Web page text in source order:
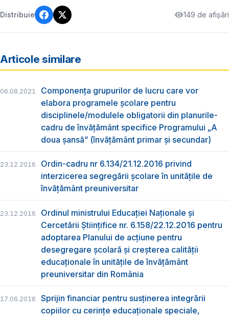
Distribuie 149 de afișări
Articole similare
06.08.2021
Componența grupurilor de lucru care vor
elabora programele şcolare pentru
disciplinele/modulele obligatorii din planurile-
cadru de învățământ specifice Programului „A
doua șansă” (învățământ primar și secundar)
23.12.2016
Ordin-cadru nr 6.134/21.12.2016 privind
interzicerea segregării școlare în unitățile de
învățământ preuniversitar
23.12.2016
Ordinul ministrului Educației Naționale și
Cercetării Științifice nr. 6.158/22.12.2016 pentru
adoptarea Planului de acțiune pentru
desegregare şcolară și creșterea calității
educaționale în unitățile de învățământ
preuniversitar din România
17.06.2016
Sprijin financiar pentru susţinerea integrării
copiilor cu cerinţe educaţionale speciale,